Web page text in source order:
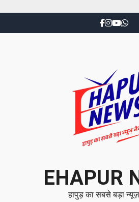
EHAPUR
हापुड़ का सबसे बड़ा